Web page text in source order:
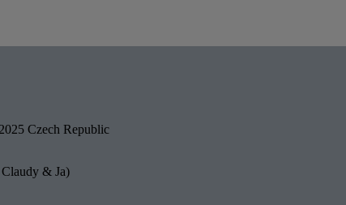
Czech Republic
& Ja)